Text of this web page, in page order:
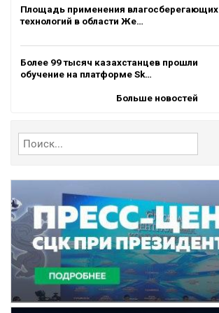
Площадь применения влагосберегающих
технологий в области Же…
Более 99 тысяч казахстанцев прошли
обучение на платформе Sk…
Больше новостей